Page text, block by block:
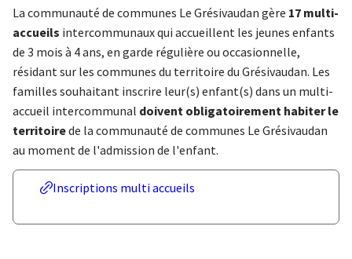
​La communauté de communes Le Grésivaudan gère 17 multi-
accueils intercommunaux qui accueillent les jeunes enfants
de 3 mois à 4 ans, en garde régulière ou occasionnelle,
résidant sur les communes du territoire du Grésivaudan. Les
familles souhaitant inscrire leur(s) enfant(s) dans un multi-
accueil intercommunal doivent obligatoirement habiter le
territoirede la communauté de communes Le Grésivaudan
au moment de l'admission de l'enfant.
Inscriptions multi accueils